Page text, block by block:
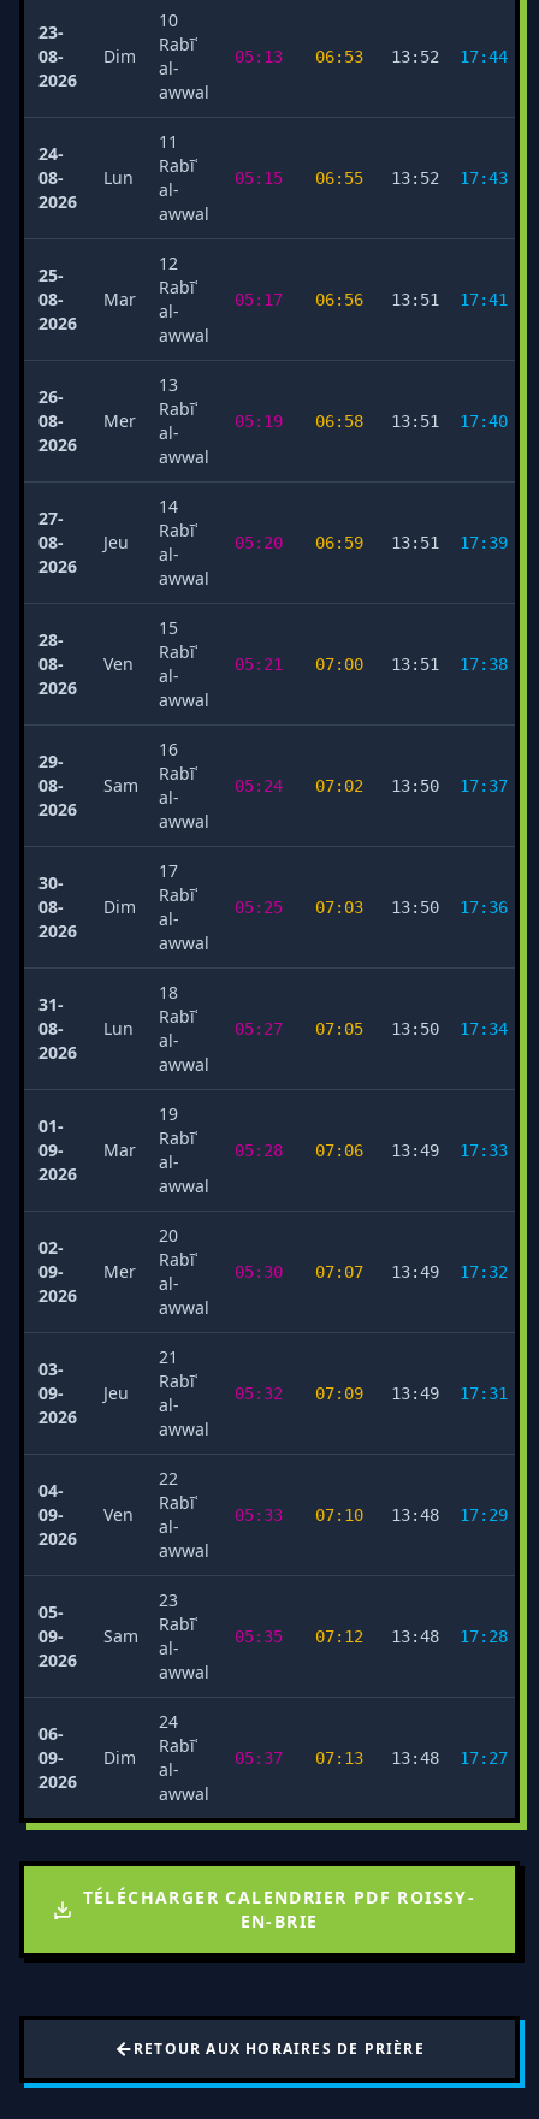
23-
08-
2026
Dim
10
Rabīʿ
al-
awwal
05:13 06:53 13:52 17:44
24-
08-
2026
Lun
11
Rabīʿ
al-
awwal
05:15 06:55 13:52 17:43
25-
08-
2026
Mar
12
Rabīʿ
al-
awwal
05:17 06:56 13:51 17:41
26-
08-
2026
Mer
13
Rabīʿ
al-
awwal
05:19 06:58 13:51 17:40
27-
08-
2026
Jeu
14
Rabīʿ
al-
awwal
05:20 06:59 13:51 17:39
28-
08-
2026
Ven
15
Rabīʿ
al-
awwal
05:21 07:00 13:51 17:38
29-
08-
2026
Sam
16
Rabīʿ
al-
awwal
05:24 07:02 13:50 17:37
30-
08-
2026
Dim
17
Rabīʿ
al-
awwal
05:25 07:03 13:50 17:36
31-
08-
2026
Lun
18
Rabīʿ
al-
awwal
05:27 07:05 13:50 17:34
01-
09-
2026
Mar
19
Rabīʿ
al-
awwal
05:28 07:06 13:49 17:33
02-
09-
2026
Mer
20
Rabīʿ
al-
awwal
05:30 07:07 13:49 17:32
03-
09-
2026
Jeu
21
Rabīʿ
al-
awwal
05:32 07:09 13:49 17:31
04-
09-
2026
Ven
22
Rabīʿ
al-
awwal
05:33 07:10 13:48 17:29
05-
09-
2026
Sam
23
Rabīʿ
al-
awwal
05:35 07:12 13:48 17:28
06-
09-
2026
Dim
24
Rabīʿ
al-
awwal
05:37 07:13 13:48 17:27
TÉLÉCHARGER CALENDRIER PDF ROISSY-
EN-BRIE
RETOUR AUX HORAIRES DE PRIÈRE